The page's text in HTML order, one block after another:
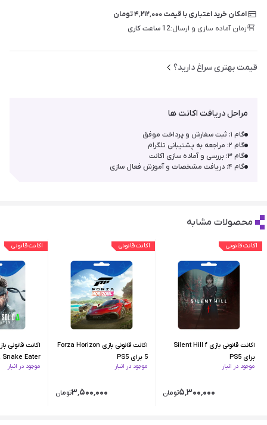
امکان خرید اعتباری با قیمت ۴٬۲۱۲٬۰۰۰ تومان
زمان آماده سازی و ارسال:12 ساعت کاری
قیمت بهتری سراغ دارید؟
مراحل دریافت اکانت ها
گام ۱: ثبت سفارش و پرداخت موفق
گام ۲: مراجعه به پشتیبانی تلگرام
گام ۳: بررسی و آماده سازی اکانت
گام ۴: دریافت مشخصات و آموزش فعال سازی
محصولات مشابه
اکانت قانونی
اکانت قانونی بازی Silent Hill f
برای PS5
موجود در انبار
۵٬۳۰۰٬۰۰۰تومان
اکانت قانونی
اکانت قانونی بازی Forza Horizon
5 برای PS5
موجود در انبار
۳٬۵۰۰٬۰۰۰تومان
اکانت قانونی
PS5
موجود در انبار